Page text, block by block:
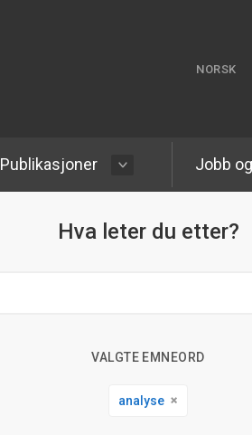
NORSK
Publikasjoner Jobb
Hva leter du etter?
VALGTE EMNEORD
analyse